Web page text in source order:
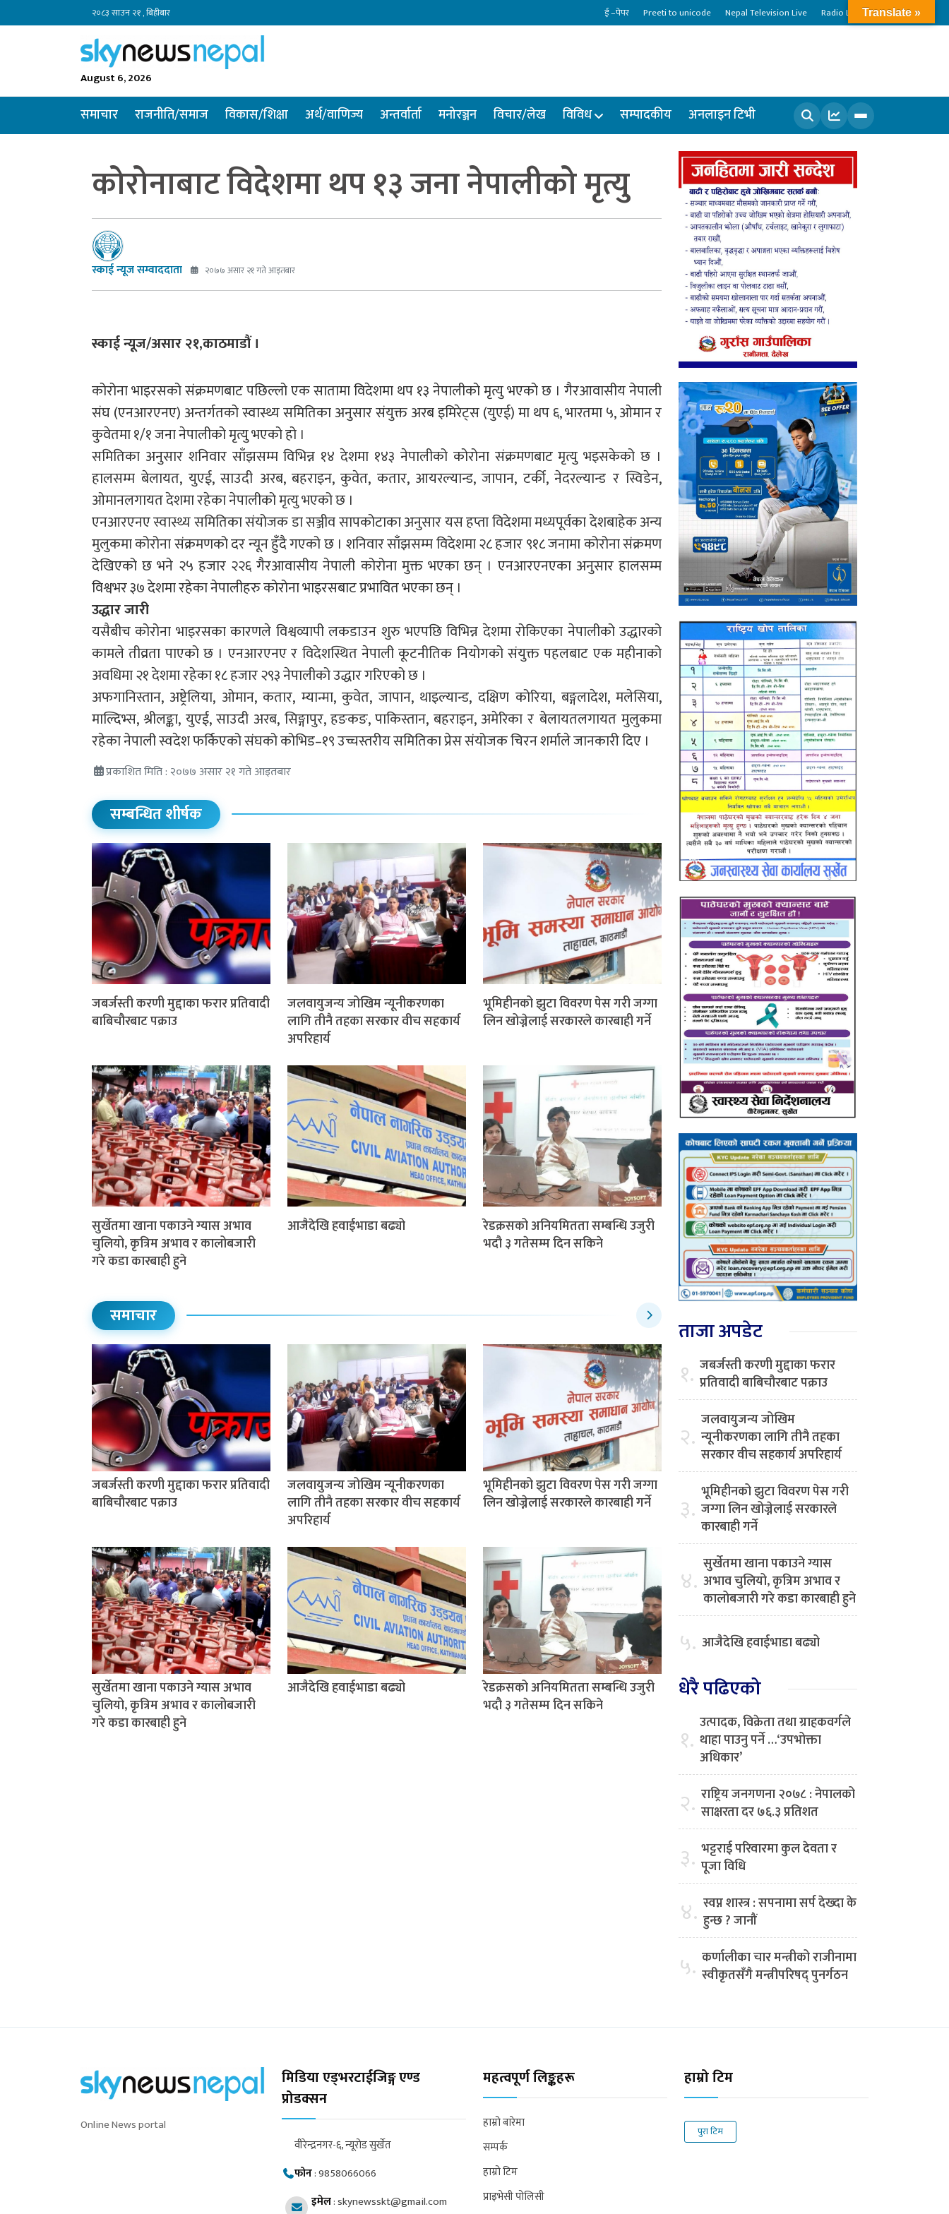
२०८३ साउन २१ , बिहीबार ई –पेपर Preeti to unicode Nepal Television Live Radio Live
August 6, 2026
समाचार राजनीति/समाज विकास/शिक्षा अर्थ/वाणिज्य अन्तर्वार्ता मनोरञ्जन विचार/लेख विविध सम्पादकीय अनलाइन टिभी
खोज्नुहोस
कोरोनाबाट विदेशमा थप १३ जना नेपालीको मृत्यु
स्काई न्यूज सम्वाददाता २०७७ असार २१ गते आइतबार
स्काई न्यूज/असार २१,काठमाडौं ।
कोरोना भाइरसको संक्रमणबाट पछिल्लो एक सातामा विदेशमा थप १३ नेपालीको मृत्यु भएको छ । गैरआवासीय नेपाली
संघ (एनआरएनए) अन्तर्गतको स्वास्थ्य समितिका अनुसार संयुक्त अरब इमिरेट्स (युएई) मा थप ६, भारतमा ५, ओमान र
कुवेतमा १/१ जना नेपालीको मृत्यु भएको हो ।
समितिका अनुसार शनिवार साँझसम्म विभिन्न १४ देशमा १४३ नेपालीको कोरोना संक्रमणबाट मृत्यु भइसकेको छ ।
हालसम्म बेलायत, युएई, साउदी अरब, बहराइन, कुवेत, कतार, आयरल्यान्ड, जापान, टर्की, नेदरल्यान्ड र स्विडेन,
ओमानलगायत देशमा रहेका नेपालीको मृत्यु भएको छ ।
एनआरएनए स्वास्थ्य समितिका संयोजक डा सञ्जीव सापकोटाका अनुसार यस हप्ता विदेशमा मध्यपूर्वका देशबाहेक अन्य
मुलुकमा कोरोना संक्रमणको दर न्यून हुँदै गएको छ । शनिवार साँझसम्म विदेशमा २८ हजार ९१८ जनामा कोरोना संक्रमण
देखिएको छ भने २५ हजार २२६ गैरआवासीय नेपाली कोरोना मुक्त भएका छन् । एनआरएनएका अनुसार हालसम्म
विश्वभर ३७ देशमा रहेका नेपालीहरु कोरोना भाइरसबाट प्रभावित भएका छन् ।
उद्धार जारी
यसैबीच कोरोना भाइरसका कारणले विश्वव्यापी लकडाउन शुरु भएपछि विभिन्न देशमा रोकिएका नेपालीको उद्धारको
कामले तीव्रता पाएको छ । एनआरएनए र विदेशस्थित नेपाली कूटनीतिक नियोगको संयुक्त पहलबाट एक महीनाको
अवधिमा २१ देशमा रहेका १८ हजार २९३ नेपालीको उद्धार गरिएको छ ।
अफगानिस्तान, अष्ट्रेलिया, ओमान, कतार, म्यान्मा, कुवेत, जापान, थाइल्यान्ड, दक्षिण कोरिया, बङ्गलादेश, मलेसिया,
माल्दिभ्स, श्रीलङ्का, युएई, साउदी अरब, सिङ्गापुर, हङकङ, पाकिस्तान, बहराइन, अमेरिका र बेलायतलगायत मुलुकमा
रहेका नेपाली स्वदेश फर्किएको संघको कोभिड–१९ उच्चस्तरीय समितिका प्रेस संयोजक चिरन शर्माले जानकारी दिए ।
प्रकाशित मिति : २०७७ असार २१ गते आइतबार
सम्बन्धित शीर्षक
जबर्जस्ती करणी मुद्दाका फरार प्रतिवादी
बाबिचौरबाट पक्राउ
जलवायुजन्य जोखिम न्यूनीकरणका
लागि तीनै तहका सरकार वीच सहकार्य
अपरिहार्य
भूमिहीनको झुटा विवरण पेस गरी जग्गा
लिन खोज्नेलाई सरकारले कारबाही गर्ने
सुर्खेतमा खाना पकाउने ग्यास अभाव
चुलियो, कृत्रिम अभाव र कालोबजारी
गरे कडा कारबाही हुने
आजैदेखि हवाईभाडा बढ्यो
रेडक्रसको अनियमितता सम्बन्धि उजुरी
भदौ ३ गतेसम्म दिन सकिने
समाचार
जबर्जस्ती करणी मुद्दाका फरार प्रतिवादी
बाबिचौरबाट पक्राउ
जलवायुजन्य जोखिम न्यूनीकरणका
लागि तीनै तहका सरकार वीच सहकार्य
अपरिहार्य
भूमिहीनको झुटा विवरण पेस गरी जग्गा
लिन खोज्नेलाई सरकारले कारबाही गर्ने
सुर्खेतमा खाना पकाउने ग्यास अभाव
चुलियो, कृत्रिम अभाव र कालोबजारी
गरे कडा कारबाही हुने
आजैदेखि हवाईभाडा बढ्यो
रेडक्रसको अनियमितता सम्बन्धि उजुरी
भदौ ३ गतेसम्म दिन सकिने
ताजा अपडेट
१. जबर्जस्ती करणी मुद्दाका फरार
प्रतिवादी बाबिचौरबाट पक्राउ
२. जलवायुजन्य जोखिम
न्यूनीकरणका लागि तीनै तहका
सरकार वीच सहकार्य अपरिहार्य
३. भूमिहीनको झुटा विवरण पेस गरी
जग्गा लिन खोज्नेलाई सरकारले
कारबाही गर्ने
४. सुर्खेतमा खाना पकाउने ग्यास
अभाव चुलियो, कृत्रिम अभाव र
कालोबजारी गरे कडा कारबाही हुने
५. आजैदेखि हवाईभाडा बढ्यो
धेरै पढिएको
१. उत्पादक, विक्रेता तथा ग्राहकवर्गले
थाहा पाउनु पर्ने …‘उपभोक्ता
अधिकार’
२. राष्ट्रिय जनगणना २०७८ : नेपालको
साक्षरता दर ७६.३ प्रतिशत
३. भट्टराई परिवारमा कुल देवता र
पूजा विधि
४. स्वप्न शास्त्र : सपनामा सर्प देख्दा के
हुन्छ ? जानौं
५. कर्णालीका चार मन्त्रीको राजीनामा
स्वीकृतसँगै मन्त्रीपरिषद् पुनर्गठन
Online News portal
मिडिया एड्भरटाईजिङ्ग एण्ड
प्रोडक्सन
वीरेन्द्रनगर-६, न्यूरोड सुर्खेत
फोन:9858066066
इमेल:skynewsskt@gmail.com
महत्वपूर्ण लिङ्कहरू
हाम्रो बारेमा
सम्पर्क
हाम्रो टिम
प्राइभेसी पोलिसी
हाम्रो टिम
पुरा टिम
Translate »